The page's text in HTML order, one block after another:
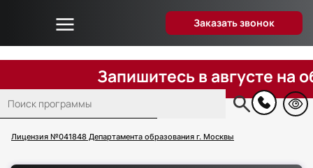
Лицензия №041848 Департамента образования г. Москвы
Заказать звонок
Основная
навигация
Об университете
Дистанционное образование
Преподаватели
Вопрос-ответ
Запишитесь в августе на